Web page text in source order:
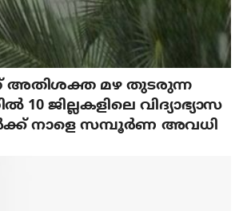
അതിശക്ത മഴ തുടരുന്ന
ജില്ലകളിലെ വിദ്യാഭ്യാസ
നാളെ സമ്പൂർണ അവധി